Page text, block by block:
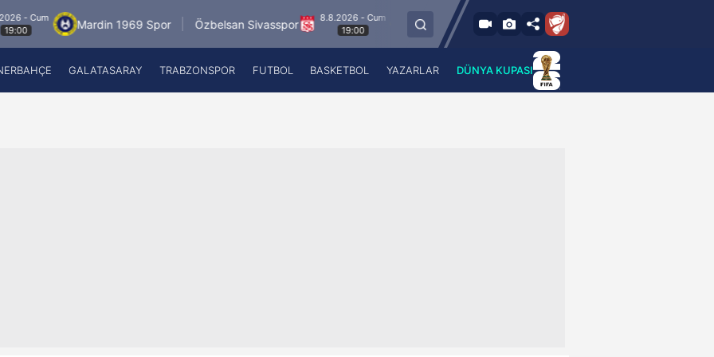
Mardin 1969 Spor Özbelsan Sivasspor
8.8.2026 - Cum
19:00
Esenler Erokspor Hesap.com Antalyaspor
A Haber Radyo
GALATASARAY TRABZONSPOR FUTBOL BASKETBOL YAZARLAR DÜNYA KUPASI